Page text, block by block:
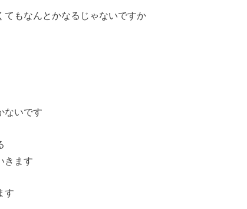
もなんとかなるじゃないですか
ないです
きます
す